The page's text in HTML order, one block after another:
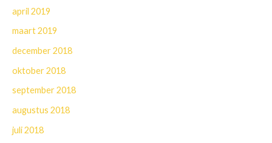
april 2019
maart 2019
december 2018
oktober 2018
september 2018
augustus 2018
juli 2018